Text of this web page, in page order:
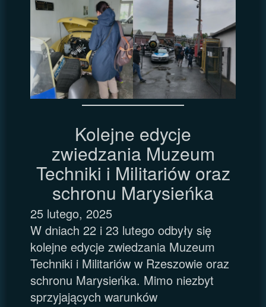
Kolejne edycje
zwiedzania Muzeum
Techniki i Militariów oraz
schronu Marysieńka
25 lutego, 2025
W dniach 22 i 23 lutego odbyły się
kolejne edycje zwiedzania Muzeum
Techniki i Militariów w Rzeszowie oraz
schronu Marysieńka. Mimo niezbyt
sprzyjających warunków